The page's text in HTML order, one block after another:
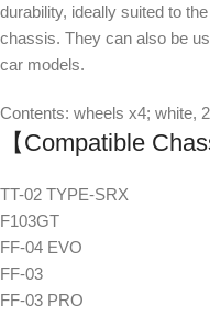
durability, ideally suited to
chassis. They can also be
car models.
Contents: wheels x4; white,
【Compatible
TT-02 TYPE-SRX
F103GT
FF-04 EVO
FF-03
FF-03 PRO